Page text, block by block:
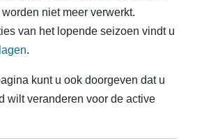
niet meer verwerkt.
van het lopende seizoen vindt u
.
kunt u ook doorgeven dat u
wilt veranderen voor de active